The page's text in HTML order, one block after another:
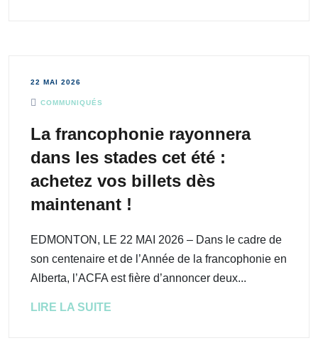
22 MAI 2026
COMMUNIQUÉS
La francophonie rayonnera
dans les stades cet été :
achetez vos billets dès
maintenant !
EDMONTON, LE 22 MAI 2026 – Dans le cadre de
son centenaire et de l’Année de la francophonie en
Alberta, l’ACFA est fière d’annoncer deux...
LIRE LA SUITE